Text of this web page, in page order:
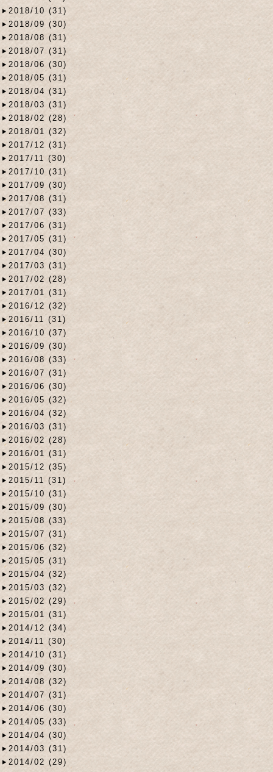
2018/10 (31)
2018/09 (30)
2018/08 (31)
2018/07 (31)
2018/06 (30)
2018/05 (31)
2018/04 (31)
2018/03 (31)
2018/02 (28)
2018/01 (32)
2017/12 (31)
2017/11 (30)
2017/10 (31)
2017/09 (30)
2017/08 (31)
2017/07 (33)
2017/06 (31)
2017/05 (31)
2017/04 (30)
2017/03 (31)
2017/02 (28)
2017/01 (31)
2016/12 (32)
2016/11 (31)
2016/10 (37)
2016/09 (30)
2016/08 (33)
2016/07 (31)
2016/06 (30)
2016/05 (32)
2016/04 (32)
2016/03 (31)
2016/02 (28)
2016/01 (31)
2015/12 (35)
2015/11 (31)
2015/10 (31)
2015/09 (30)
2015/08 (33)
2015/07 (31)
2015/06 (32)
2015/05 (31)
2015/04 (32)
2015/03 (32)
2015/02 (29)
2015/01 (31)
2014/12 (34)
2014/11 (30)
2014/10 (31)
2014/09 (30)
2014/08 (32)
2014/07 (31)
2014/06 (30)
2014/05 (33)
2014/04 (30)
2014/03 (31)
2014/02 (29)